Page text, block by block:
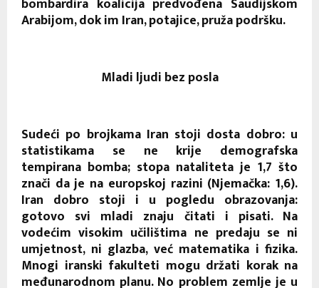
Arabijom, dok im Iran, potajice, pruža podršku.
Mladi ljudi bez posla
Sudeći po brojkama Iran stoji dosta dobro: u
statistikama se ne krije demografska
tempirana bomba; stopa nataliteta je 1,7 što
znači da je na europskoj razini (Njemačka: 1,6).
Iran dobro stoji i u pogledu obrazovanja:
gotovo svi mladi znaju čitati i pisati. Na
vodećim visokim učilištima ne predaju se ni
umjetnost, ni glazba, već matematika i fizika.
Mnogi iranski fakulteti mogu držati korak na
međunarodnom planu. No problem zemlje je u